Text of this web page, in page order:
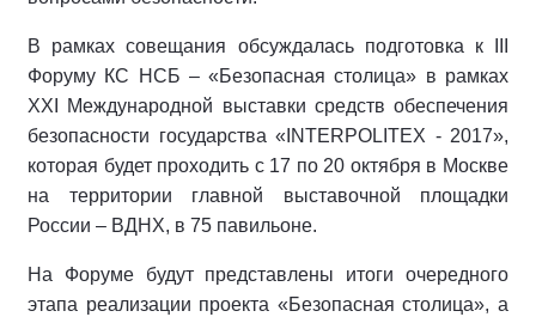
В рамках совещания обсуждалась подготовка к III
Форуму КС НСБ – «Безопасная столица» в рамках
XXI Международной выставки средств обеспечения
безопасности государства «INTERPOLITEX - 2017»,
которая будет проходить с 17 по 20 октября в Москве
на территории главной выставочной площадки
России – ВДНХ, в 75 павильоне.
На Форуме будут представлены итоги очередного
этапа реализации проекта «Безопасная столица», а